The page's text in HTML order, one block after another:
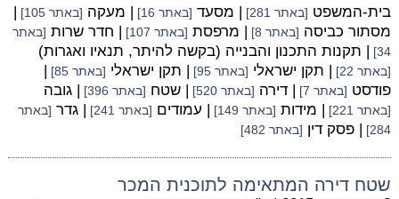
בית-המשפט [באתר 281] | מסעד [באתר 16] | מעקה [באתר 105]
|
מסתור כביסה [באתר 8] | מרפסת [באתר 107] | חדר שרות [באתר
34]
| תקנות התכנון והבנייה (בקשה להיתר, תנאיו ואגרות)
[באתר 22] | תקן ישראלי [באתר 95] | תקן ישראלי [באתר 85]
|
פודסט [באתר 7] | דירה [באתר 520] | שטח [באתר 396] | גובה
[באתר 221] | מידות [באתר 149] | עמודים [באתר 241] | גדר [באתר
284]
| פסק דין [באתר 482]
שטח דירה המתאימה לתוכנית המכר